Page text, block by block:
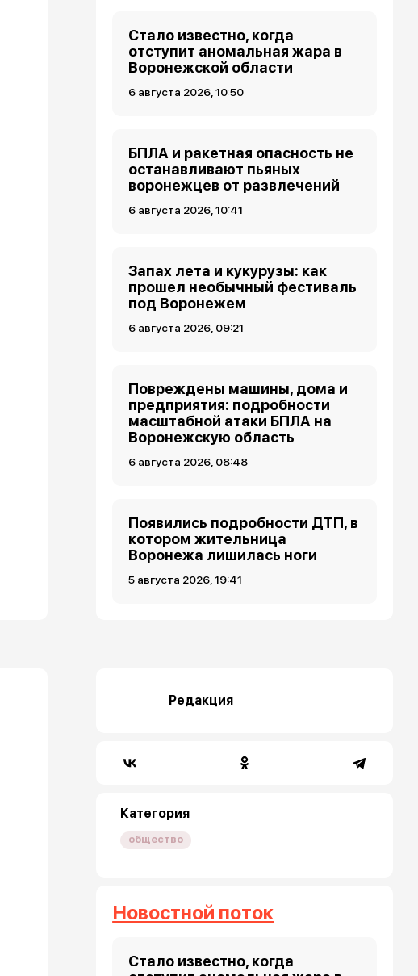
Стало известно, когда
отступит аномальная жара в
Воронежской области
6 августа 2026, 10:50
БПЛА и ракетная опасность не
останавливают пьяных
воронежцев от развлечений
6 августа 2026, 10:41
Запах лета и кукурузы: как
прошел необычный фестиваль
под Воронежем
6 августа 2026, 09:21
Повреждены машины, дома и
предприятия: подробности
масштабной атаки БПЛА на
Воронежскую область
6 августа 2026, 08:48
Появились подробности ДТП, в
котором жительница
Воронежа лишилась ноги
5 августа 2026, 19:41
Редакция
Категория
общество
Новостной поток
Стало известно, когда